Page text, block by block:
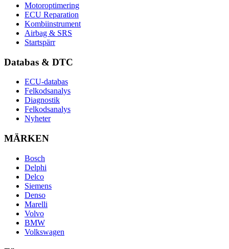
Motoroptimering
ECU Reparation
Kombiinstrument
Airbag & SRS
Startspärr
Databas & DTC
ECU-databas
Felkodsanalys
Diagnostik
Felkodsanalys
Nyheter
MÄRKEN
Bosch
Delphi
Delco
Siemens
Denso
Marelli
Volvo
BMW
Volkswagen